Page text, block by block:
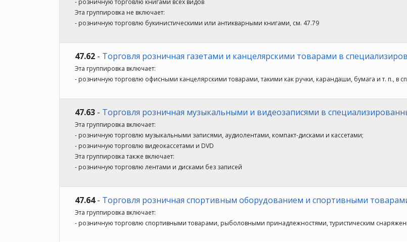
- розничную торговлю книгами всех видов
Эта группировка не включает:
- розничную торговлю букинистическими или антикварными книгами, см. 47.79
47.62 - Торговля розничная газетами и канцелярскими товарами в
Эта группировка включает:
- розничную торговлю офисными канцелярскими товарами, такими как ручки, карандаши, бумага и т. п., в
47.63 - Торговля розничная музыкальными и видеозаписями в
Эта группировка включает:
- розничную торговлю музыкальными записями, аудиолентами, компакт-дисками и кассетами;
- розничную торговлю видеокассетами и DVD
Эта группировка также включает:
- розничную торговлю лентами и дисками без записей
47.64- Торговля розничная спортивным оборудованием и спортивными
Эта группировка включает:
- розничную торговлю спортивными товарами, рыболовными принадлежностями, туристическим